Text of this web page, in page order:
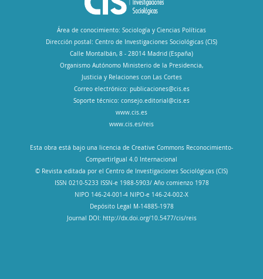
Área de conocimiento: Sociología y Ciencias Políticas
Dirección postal: Centro de Investigaciones Sociológicas (CIS)
Calle Montalbán, 8 - 28014 Madrid (España)
Organismo Autónomo Ministerio de la Presidencia,
Justicia y Relaciones con Las Cortes
Correo electrónico: publicaciones@cis.es
Soporte técnico: consejo.editorial@cis.es
www.cis.es
www.cis.es/reis
Esta obra está bajo una licencia de Creative Commons Reconocimiento-
CompartirIgual 4.0 Internacional
© Revista editada por el Centro de Investigaciones Sociológicas (CIS)
ISSN 0210-5233 ISSN-e 1988-5903/ Año comienzo 1978
NIPO 146-24-001-4 NIPO-e 146-24-002-X
Depósito Legal M-14885-1978
Journal DOI: http://dx.doi.org/10.5477/cis/reis